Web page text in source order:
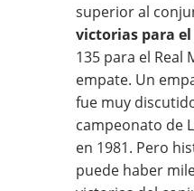
superior al
victorias para
135 para el Real
empate. Un
fue muy
campeonato de
en 1981. Pero
puede haber